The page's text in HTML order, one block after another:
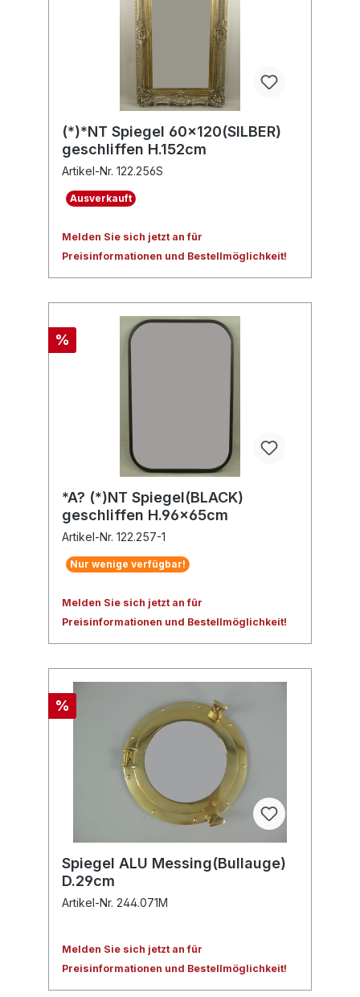
(*)*NT Spiegel 60x120(SILBER)
geschliffen H.152cm
Artikel-Nr. 122.256S
Ausverkauft
Melden Sie sich jetzt an für
Preisinformationen und Bestellmöglichkeit!
%
*A? (*)NT Spiegel(BLACK)
geschliffen H.96x65cm
Artikel-Nr. 122.257-1
Nur wenige verfügbar!
Melden Sie sich jetzt an für
Preisinformationen und Bestellmöglichkeit!
%
Spiegel ALU Messing(Bullauge)
D.29cm
Artikel-Nr. 244.071M
Melden Sie sich jetzt an für
Preisinformationen und Bestellmöglichkeit!